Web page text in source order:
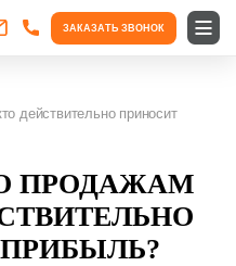
ЗАКАЗАТЬ ЗВОНОК
действительно приносит
ПРОДАЖАМ